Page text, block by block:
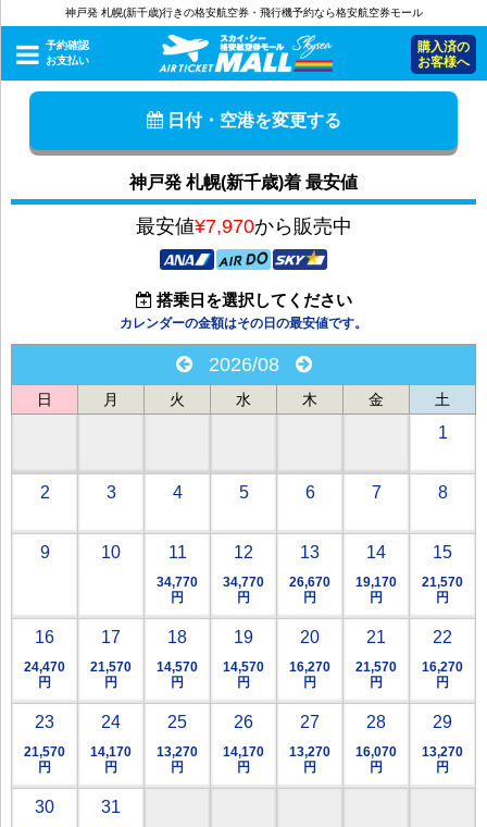
神戸発 札幌(新千歳)行きの格安航空券・飛行機予約なら格安航空券モール
予約確認
お支払い
購入済の
お客様へ
日付・空港を変更する
神戸発 札幌(新千歳)着 最安値
最安値¥7,970から販売中
搭乗日を選択してください
カレンダーの金額はその日の最安値です。
2026/08
日 月 火 水 木 金 土
1
2 3 4 5 6 7 8
9 10 11
34,770
円
12
34,770
円
13
26,670
円
14
19,170
円
15
21,570
円
16
24,470
円
17
21,570
円
18
14,570
円
19
14,570
円
20
16,270
円
21
21,570
円
22
16,270
円
23
21,570
円
24
14,170
円
25
13,270
円
26
14,170
円
27
13,270
円
28
16,070
円
29
13,270
円
30 31